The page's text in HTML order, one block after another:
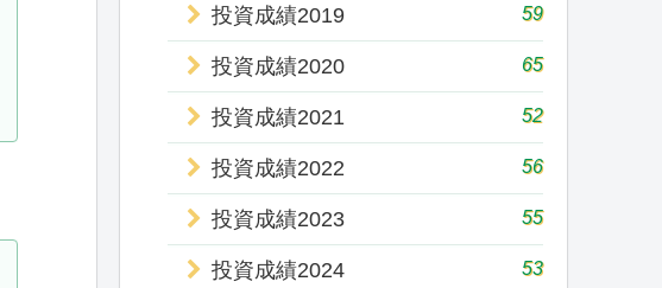
投資成績2019 59
投資成績2020 65
投資成績2021 52
投資成績2022 56
投資成績2023 55
投資成績2024 53